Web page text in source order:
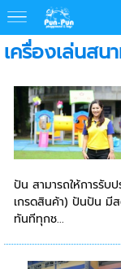
เครื่องเล่นส
ปัน สามารถให้การรับ
เกรดสินค้า) ปันปัน มี
ทันทีทุกช...